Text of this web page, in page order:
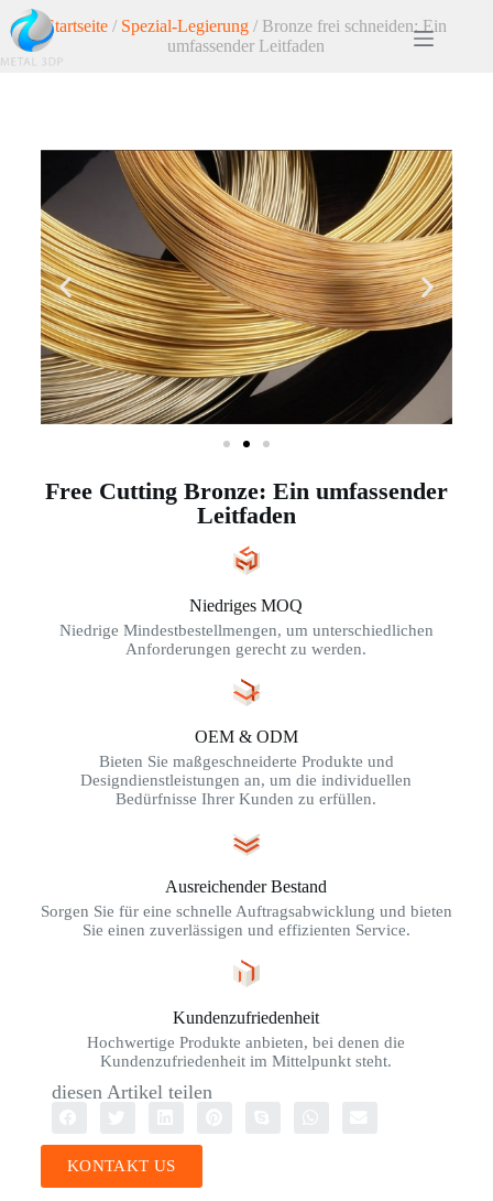
Startseite / Spezial-Legierung / Bronze frei schneiden: Ein
umfassender Leitfaden
Free Cutting Bronze: Ein umfassender
Leitfaden
Niedriges MOQ
Niedrige Mindestbestellmengen, um unterschiedlichen
Anforderungen gerecht zu werden.
OEM & ODM
Bieten Sie maßgeschneiderte Produkte und
Designdienstleistungen an, um die individuellen
Bedürfnisse Ihrer Kunden zu erfüllen.
Ausreichender Bestand
Sorgen Sie für eine schnelle Auftragsabwicklung und bieten
Sie einen zuverlässigen und effizienten Service.
Kundenzufriedenheit
Hochwertige Produkte anbieten, bei denen die
Kundenzufriedenheit im Mittelpunkt steht.
diesen Artikel teilen
KONTAKT US